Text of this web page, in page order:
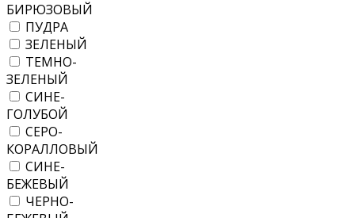
БИРЮЗОВЫЙ
ПУДРА
ЗЕЛЕНЫЙ
ТЕМНО-
ЗЕЛЕНЫЙ
СИНЕ-
ГОЛУБОЙ
СЕРО-
КОРАЛЛОВЫЙ
СИНЕ-
БЕЖЕВЫЙ
ЧЕРНО-